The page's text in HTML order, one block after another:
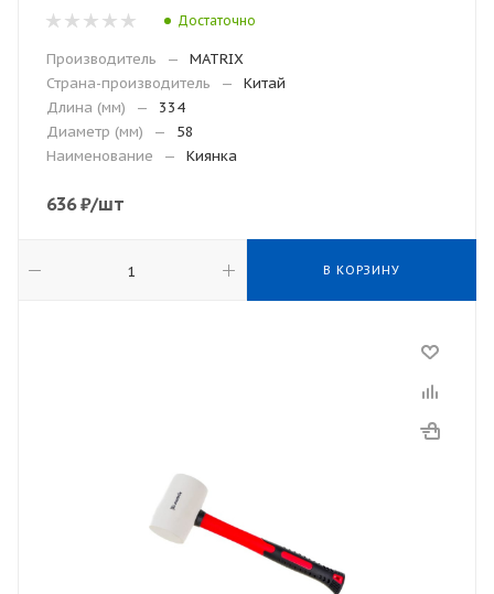
Достаточно
Производитель —
MATRIX
Страна-производитель
—
Китай
Длина (мм)
—
334
Диаметр (мм)
—
58
Наименование
— Киянка
636₽/шт
В КОРЗИНУ